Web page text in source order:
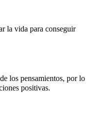
la vida para conseguir
los pensamientos, por lo
positivas.